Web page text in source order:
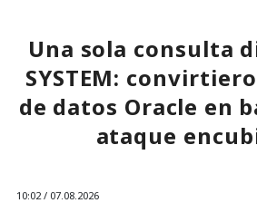
Una sola consulta
SYSTEM:
de datos Oracle en
ataque
10:02 / 07.08.2026